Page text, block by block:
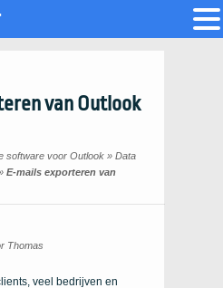
van Outlook
software voor Outlook » Data
E-mails exporteren van
Thomas
veel bedrijven en